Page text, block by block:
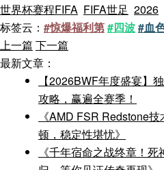
世界杯赛程FIFA FIFA世足 2026
标签云： #惊爆福利第#四波#血
上一篇 下一篇
最新文章：
【2026BWF年度盛宴】
攻略，赢遍全赛季！
《AMD FSR Redstone
顿，稳定性堪忧》
《千年宿命之战终章！